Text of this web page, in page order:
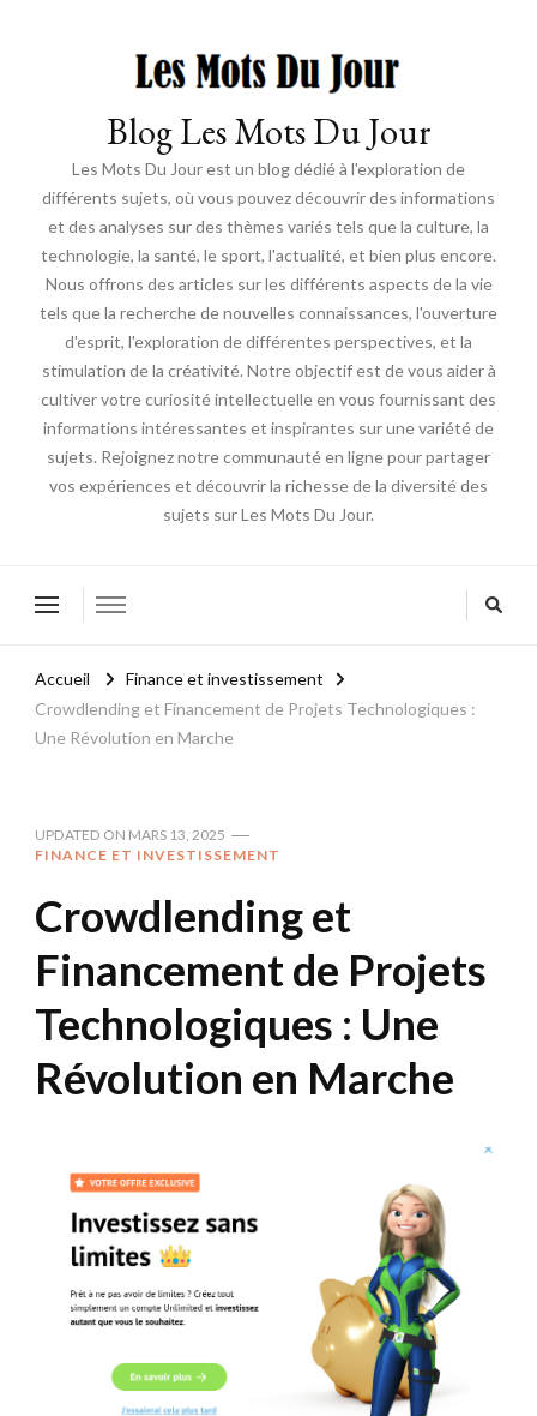
Blog Les Mots Du Jour
Les Mots Du Jour est un blog dédié à l'exploration de
différents sujets, où vous pouvez découvrir des informations
et des analyses sur des thèmes variés tels que la culture, la
technologie, la santé, le sport, l'actualité, et bien plus encore.
Nous offrons des articles sur les différents aspects de la vie
tels que la recherche de nouvelles connaissances, l'ouverture
d'esprit, l'exploration de différentes perspectives, et la
stimulation de la créativité. Notre objectif est de vous aider à
cultiver votre curiosité intellectuelle en vous fournissant des
informations intéressantes et inspirantes sur une variété de
sujets. Rejoignez notre communauté en ligne pour partager
vos expériences et découvrir la richesse de la diversité des
sujets sur Les Mots Du Jour.
Accueil
Finance et investissement
Crowdlending et Financement de Projets Technologiques :
Une Révolution en Marche
UPDATED ON MARS 13, 2025
FINANCE ET INVESTISSEMENT
Crowdlending et
Financement de Projets
Technologiques : Une
Révolution en Marche